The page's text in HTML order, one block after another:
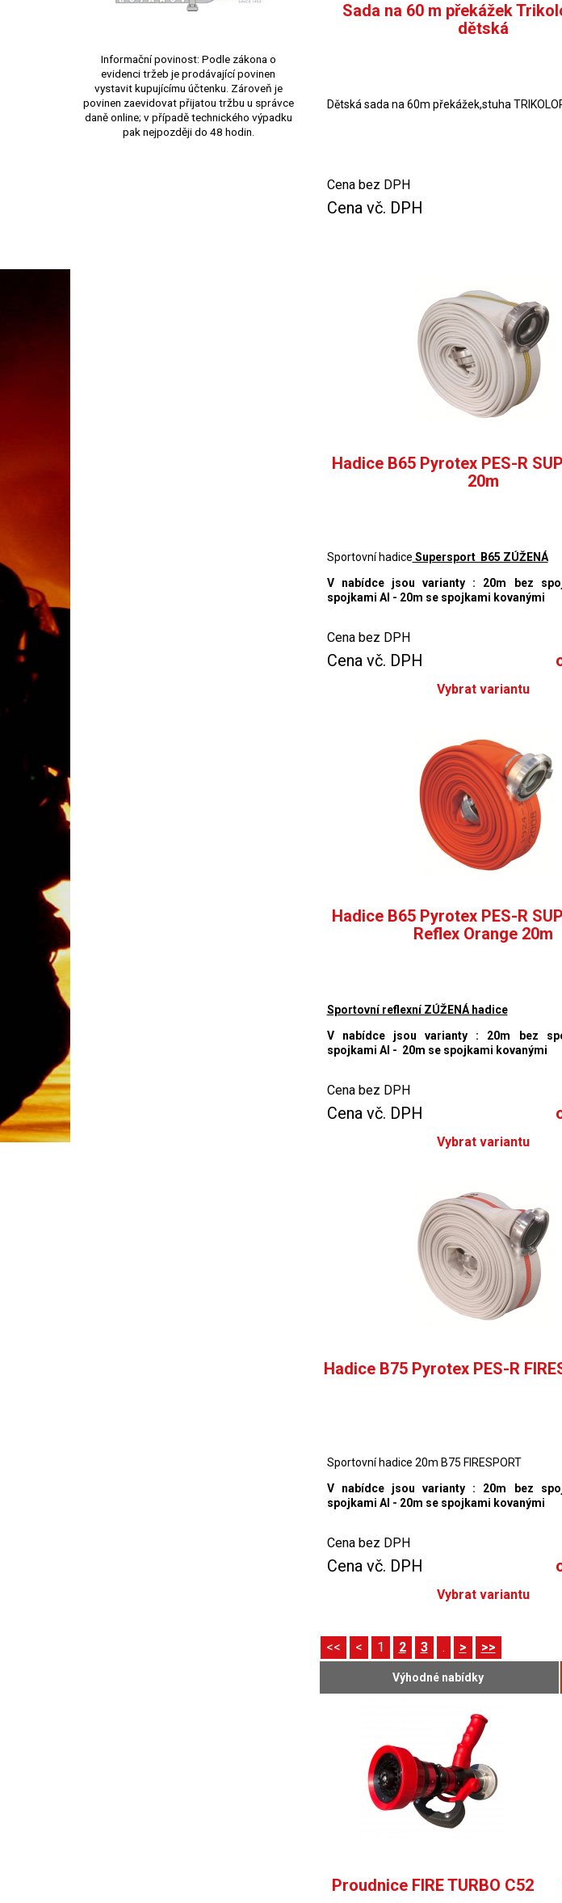
Informační povinost: Podle zákona o
evidenci tržeb je prodávající povinen
vystavit kupujícímu účtenku. Zároveň je
povinen zaevidovat přijatou tržbu u správce
daně online; v případě technického výpadku
pak nejpozději do 48 hodin.
Sada na 60 m překážek
dětská
Dětská sada na 60m překážek,stuha
Cena bez DPH
Cena vč. DPH
Hadice B65 Pyrotex PES-R
20m
Sportovní hadice Supersport B65 ZÚŽENÁ
V nabídce jsou varianty : 20m bez
spojkami Al - 20m se spojkami kovanými
Cena bez DPH
Cena vč. DPH
Vybrat variantu
Hadice B65 Pyrotex PES-R
Reflex Orange 20m
Sportovní reflexní ZÚŽENÁ hadice
V nabídce jsou varianty : 20m bez
spojkami Al - 20m se spojkami kovanými
Cena bez DPH
Cena vč. DPH
Vybrat variantu
Hadice B75 Pyrotex PES-R
Sportovní hadice 20m B75 FIRESPORT
V nabídce jsou varianty : 20m bez
spojkami Al - 20m se spojkami kovanými
Cena bez DPH
Cena vč. DPH
Vybrat variantu
<< < 1 2 3 . > >>
Výhodné nabídky
Proudnice FIRE TURBO C52